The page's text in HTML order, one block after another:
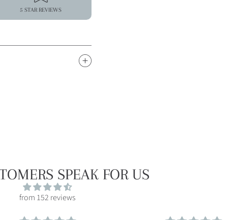
5 STAR REVIEWS
SPEAK FOR US
from 152 reviews